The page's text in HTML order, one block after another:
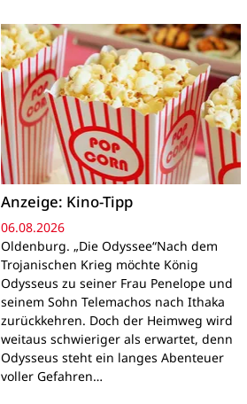
Anzeige: Kino-Tipp
06.08.2026
Oldenburg. „Die Odyssee“Nach dem
Trojanischen Krieg möchte König
Odysseus zu seiner Frau Penelope und
seinem Sohn Telemachos nach Ithaka
zurückkehren. Doch der Heimweg wird
weitaus schwieriger als erwartet, denn
Odysseus steht ein langes Abenteuer
voller Gefahren…